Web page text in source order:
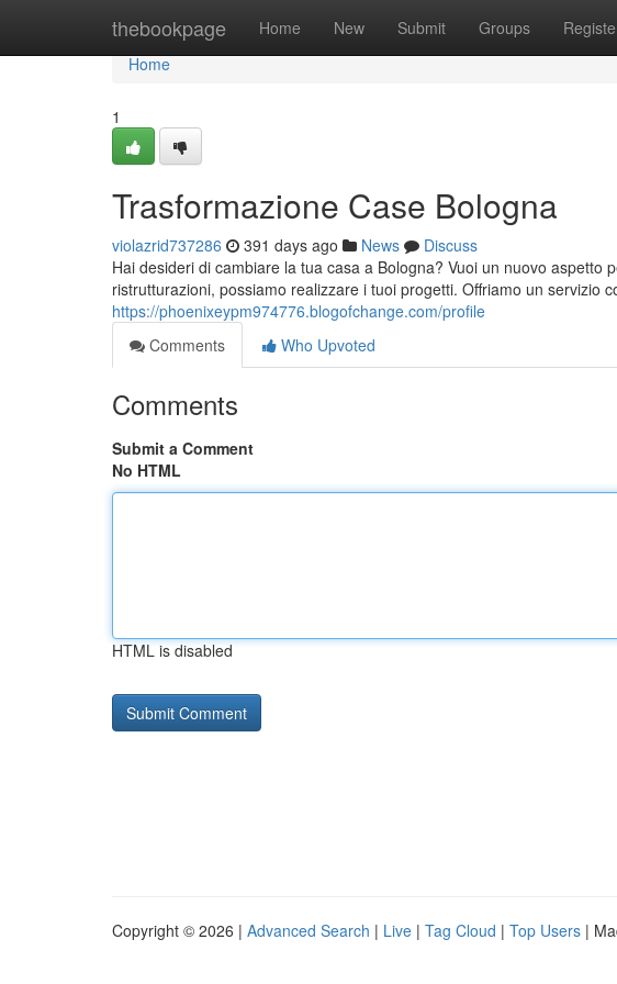
thebookpage Home New Submit Groups
Home
Home
1
Trasformazione Case Bologna
violazrid737286 391 days ago News
Discuss
Hai desideri di cambiare la tua casa a Bologna? Vuoi un nuovo aspetto
ristrutturazioni, possiamo realizzare i tuoi progetti. Offriamo un servizio
https://phoenixeypm974776.blogofchange.com/profile
Comments
Who Upvoted
Comments
Submit a Comment
No HTML
HTML is disabled
Copyright © 2026 | Advanced Search | Live | Tag Cloud | Top Users |